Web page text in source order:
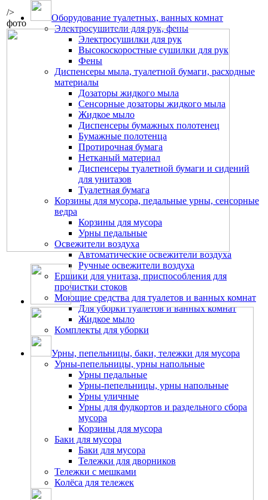
Оборудование туалетных, ванных комнат
Электросушители для рук, фены
Электросушилки для рук
Высокоскоростные сушилки для рук
Фены
Диспенсеры мыла, туалетной бумаги, расходные
материалы
Дозаторы жидкого мыла
Сенсорные дозаторы жидкого мыла
Жидкое мыло
Диспенсеры бумажных полотенец
Бумажные полотенца
Протирочная бумага
Нетканый материал
Диспенсеры туалетной бумаги и сидений
для унитазов
Туалетная бумага
Корзины для мусора, педальные урны, сенсорные
ведра
Корзины для мусора
Урны педальные
Освежители воздуха
Автоматические освежители воздуха
Ручные освежители воздуха
Ершики для унитаза, приспособления для
прочистки стоков
Моющие средства для туалетов и ванных комнат
Для уборки туалетов и ванных комнат
Жидкое мыло
Комплекты для уборки
Урны, пепельницы, баки, тележки для мусора
Урны-пепельницы, урны напольные
Урны педальные
Урны-пепельницы, урны напольные
Урны уличные
Урны для фудкортов и раздельного сбора
мусора
Корзины для мусора
Баки для мусора
Баки для мусора
Тележки для дворников
Тележки с мешками
Колёса для тележек
/>
фото